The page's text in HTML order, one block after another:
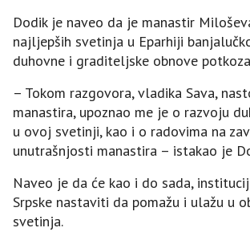
Dodik je naveo da je manastir
najljepših svetinja u Eparhiji
duhovne i graditeljske obnove
– Tokom razgovora, vladika Sava,
manastira, upoznao me je o razvoju
u ovoj svetinji, kao i o radovima na
unutrašnjosti manastira – istakao je
Naveo je da će kao i do sada,
Srpske nastaviti da pomažu i ulažu u
svetinja.